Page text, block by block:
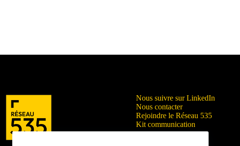
Nous suivre sur LinkedIn
Nous contacter
Rejoindre le Réseau 535
Kit communication